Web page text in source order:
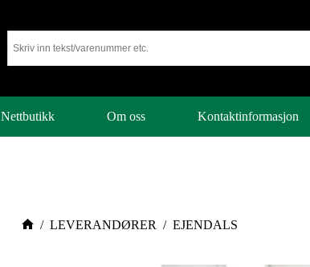
Nettbutikk Om oss Kontaktinformasjon
/ LEVERANDØRER / EJENDALS